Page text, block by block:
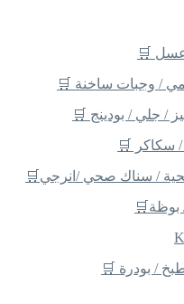
عسل 🛒
/ وجبات ساخنة 🛒
/ جلي / بودينج 🛒
/ سكاكر 🛒
/ سناك صحي /انرجي🛒
بوظة🛒
/ بودرة 🛒